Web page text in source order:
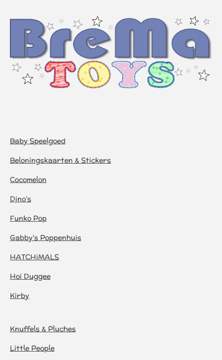
Baby Speelgoed
Beloningskaarten & Stickers
Cocomelon
Dino's
Funko Pop
Gabby's Poppenhuis
HATCHiMALS
Hoi Duggee
Kirby
Knuffels & Pluches
Little People